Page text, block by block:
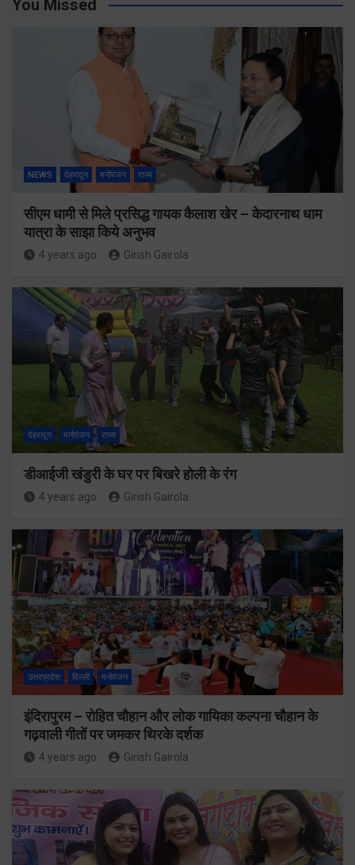
You Missed
NEWS देहरादून मनोरंजन राज्य
सीएम धामी से मिले प्रसिद्ध गायक कैलाश खेर – केदारनाथ धाम
यात्रा के साझा किये अनुभव
4 years ago Girish Gairola
देहरादून मनोरंजन राज्य
डीआईजी खंडुरी के घर पर बिखरे होली के रंग
4 years ago Girish Gairola
उत्तरप्रदेश दिल्ली मनोरंजन
इंदिरापुरम – रोहित चौहान और लोक गायिका कल्पना चौहान के
गढ़वाली गीतों पर जमकर थिरके दर्शक
4 years ago Girish Gairola